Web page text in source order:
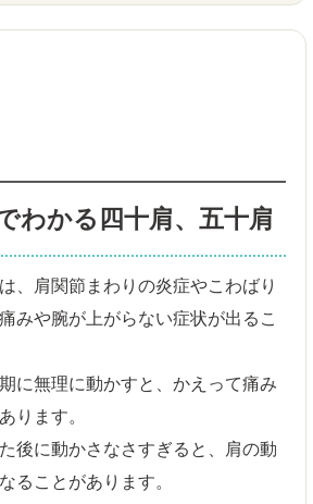
わかる四十肩、五十肩
、肩関節まわりの炎症やこわばり
みや腕が上がらない症状が出るこ
に無理に動かすと、かえって痛み
ります。
後に動かさなさすぎると、肩の動
ることがあります。